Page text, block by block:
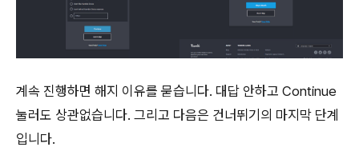
계속 진행하면 해지 이유를 묻습니다. 대답 안하고 Continue
눌러도 상관없습니다. 그리고 다음은 건너뛰기의 마지막 단계
입니다.